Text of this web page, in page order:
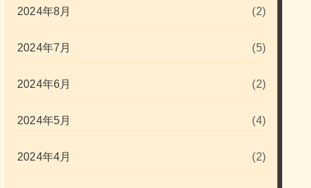
2024年8月 (2)
2024年7月 (5)
2024年6月 (2)
2024年5月 (4)
2024年4月 (2)